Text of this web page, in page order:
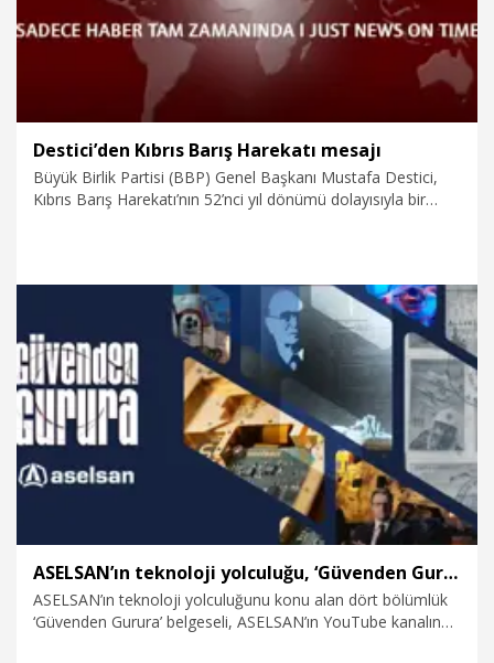
Destici’den Kıbrıs Barış Harekatı mesajı
Büyük Birlik Partisi (BBP) Genel Başkanı Mustafa Destici,
Kıbrıs Barış Harekatı’nın 52’nci yıl dönümü dolayısıyla bir
20.07.2026 Politika
ASELSAN’ın teknoloji yolculuğu, ‘Güvenden Gurura’ belgeselinde anlatıldı
ASELSAN’ın teknoloji yolculuğunu konu alan dört bölümlük
‘Güvenden Gurura’ belgeseli, ASELSAN’ın YouTube kanalında